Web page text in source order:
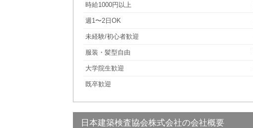
時給1000円以上
週1〜2日OK
未経験/初心者歓迎
服装・髪型自由
大学院生歓迎
既卒歓迎
日本建築検査協会株式会社の会社概要